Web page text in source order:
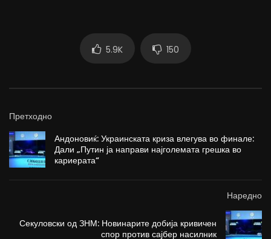
5.9K 150
Претходно
Андоновиќ: Украинската криза влегува во финале:
Дали „Путин ја направи најголемата грешка во
кариерата“
Наредно
Секуловски од ЗНМ: Новинарите добија кривичен
спор против сајбер насилник